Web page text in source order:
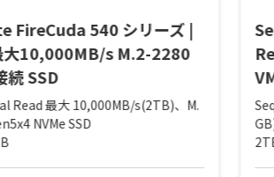
FireCuda 540 シリーズ |
大10,000MB/s M.2-2280
続 SSD
Read 最大 10,000MB/s(2TB)、M.
NVMe SSD